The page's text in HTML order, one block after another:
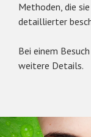
Methoden, die
detaillierter
Bei einem
weitere Details.